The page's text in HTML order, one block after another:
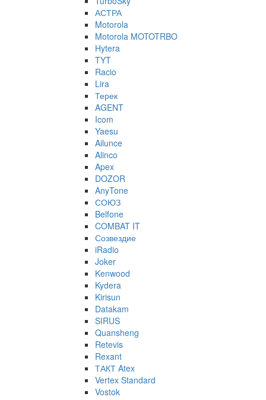
АСТРА
Motorola
Motorola MOTOTRBO
Hytera
TYT
Racio
Lira
Терек
AGENT
Icom
Yaesu
Ailunce
Alinco
Apex
DOZOR
AnyTone
СОЮЗ
Belfone
COMBAT IT
Созвездие
iRadio
Joker
Kenwood
Kydera
Kirisun
Datakam
SIRUS
Quansheng
Retevis
Rexant
ТАКТ Atex
Vertex Standard
Vostok